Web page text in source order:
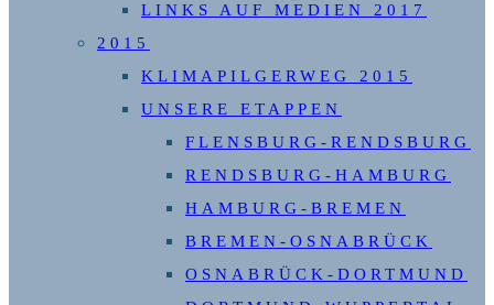
LINKS AUF MEDIEN 2017
2015
KLIMAPILGERWEG 2015
UNSERE ETAPPEN
FLENSBURG-RENDSBURG
RENDSBURG-HAMBURG
HAMBURG-BREMEN
BREMEN-OSNABRÜCK
OSNABRÜCK-DORTMUND